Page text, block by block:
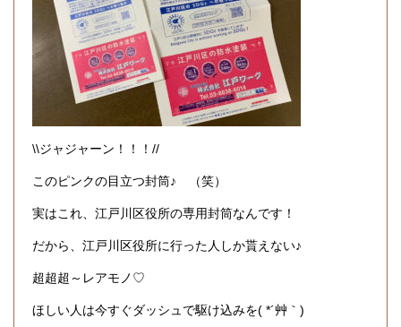
\\ジャジャーン！！！//
このピンクの目立つ封筒♪ （笑）
実はこれ、江戸川区役所の専用封筒なんです！
だから、江戸川区役所に行った人しか貰えない♪
超超超～レアモノ♡
ほしい人は今すぐダッシュで駆け込みを( *´艸｀)